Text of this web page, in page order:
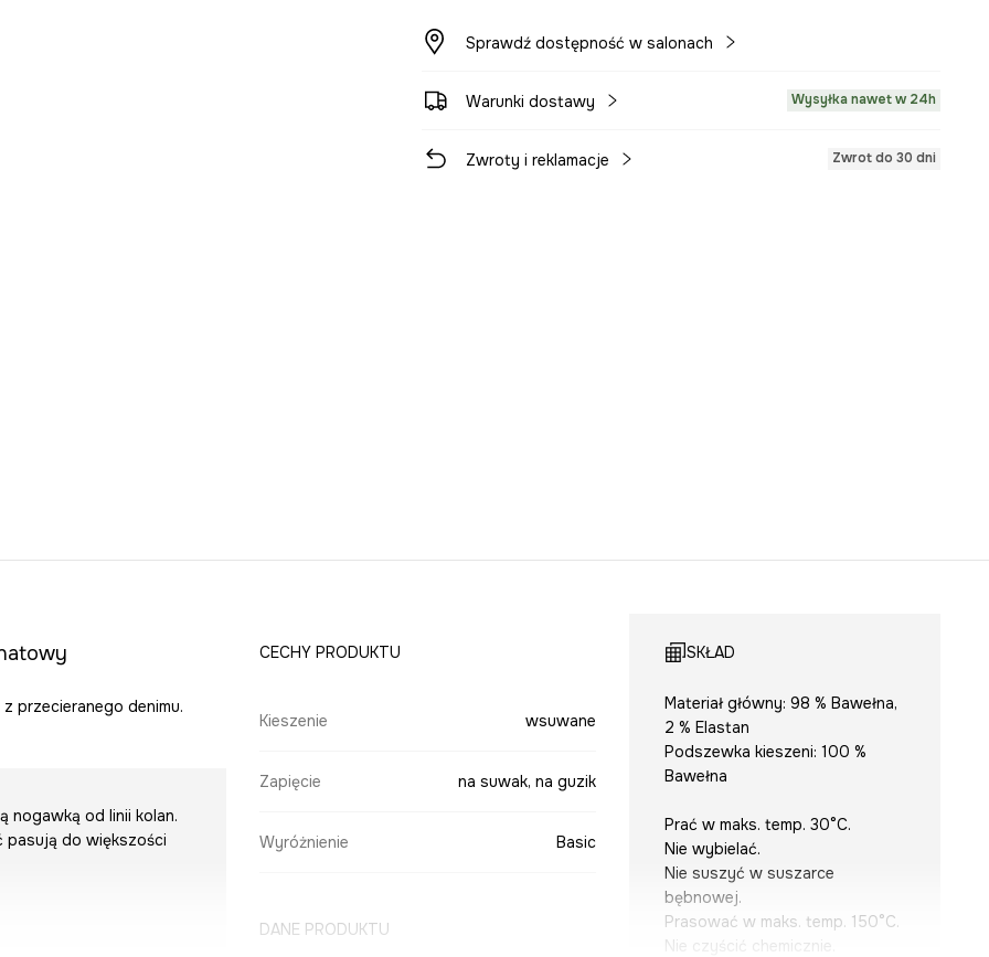
Sprawdź dostępność w salonach
Warunki dostawy Wysyłka nawet w 24h
Zwroty i reklamacje Zwrot do 30 dni
przecieranego denimu.
nogawką od linii kolan.
pasują do większości
CECHY PRODUKTU
Kieszenie wsuwane
Zapięcie na suwak, na guzik
Wyróżnienie Basic
DANE PRODUKTU
SKŁAD
Materiał główny: 98 % Bawełna,
2 % Elastan
Podszewka kieszeni: 100 %
Bawełna
Prać w maks. temp. 30°C.
Nie wybielać.
Nie suszyć w suszarce
bębnowej.
Prasować w maks. temp. 150°C.
Nie czyścić chemicznie.